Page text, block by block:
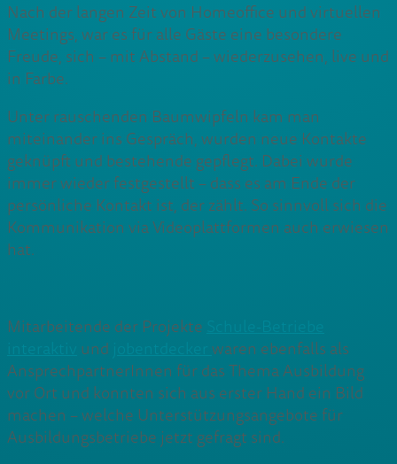
Nach der langen Zeit von Homeoffice und virtuellen
Meetings, war es für alle Gäste eine besondere
Freude, sich – mit Abstand – wiederzusehen, live und
in Farbe.
Unter rauschenden Baumwipfeln kam man
miteinander ins Gespräch, wurden neue Kontakte
geknüpft und bestehende gepflegt. Dabei wurde
immer wieder festgestellt – dass es am Ende der
persönliche Kontakt ist, der zählt. So sinnvoll sich die
Kommunikation via Videoplattformen auch erwiesen
hat.
Mitarbeitende der Projekte
und
waren ebenfalls als
AnsprechpartnerInnen für das Thema Ausbildung
vor Ort und konnten sich aus erster Hand ein Bild
machen – welche Unterstützungsangebote für
Ausbildungsbetriebe jetzt gefragt sind.